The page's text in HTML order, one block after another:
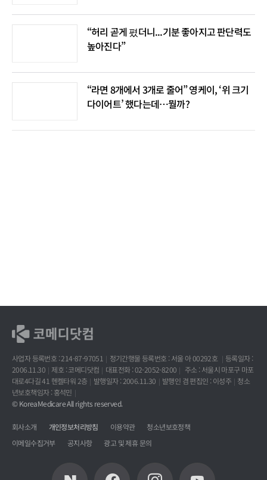
“허리 곧게 폈더니...기분 좋아지고 판단력도
높아진다”
“라면 8개에서 3개로 줄어” 영케이, ‘위 크기
다이어트’ 했다는데…뭘까?
사업자 등록번호 : 214-87-97051 정기간행물 등록번호 : 서울 아 00292호
등록일자 :
2006.11.30
제호 : 코메디닷컴 대표전화 : 02-2052-8200
주소 : 서울시 마포구 마포
대로4다길 41 헨켈타워 2층
발행일자 : 2006.11.30 발행인 겸 편집인 : 이성주
청소
년보호책임자 : 홍석민
© KoreaMedicare All rights reserved.
회사소개 개인정보처리방침 이용약관
청소년보호정책
이메일수집거부
공지사항 광고 및 제휴 문의